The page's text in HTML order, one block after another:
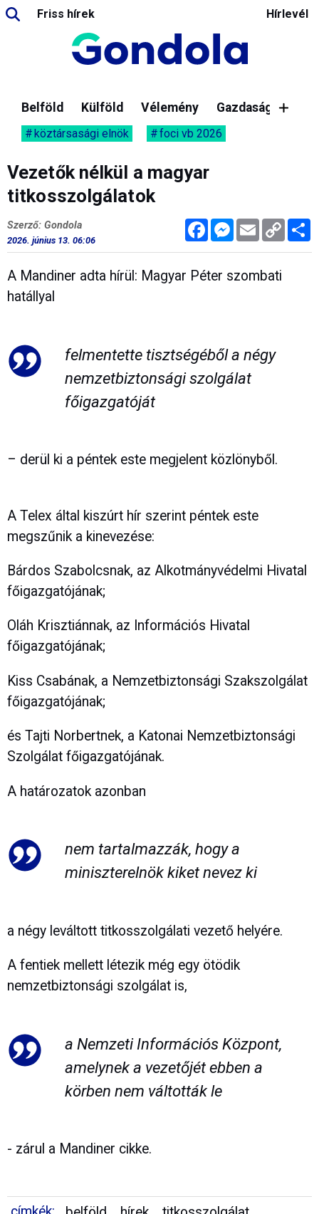
Friss hírek Hírlevél
Belföld Külföld Vélemény Gazdaság
köztársasági elnök foci vb 2026
Vezetők nélkül a magyar
titkosszolgálatok
FacebookMessenger
Email Copy
Link
Szerző: Gondola
2026. június 13. 06:06
A Mandiner adta hírül: Magyar Péter szombati
hatállyal
felmentette tisztségéből a négy
nemzetbiztonsági szolgálat
főigazgatóját
– derül ki a péntek este megjelent közlönyből.
A Telex által kiszúrt hír szerint péntek este
megszűnik a kinevezése:
Bárdos Szabolcsnak, az Alkotmányvédelmi Hivatal
főigazgatójának;
Oláh Krisztiánnak, az Információs Hivatal
főigazgatójának;
Kiss Csabának, a Nemzetbiztonsági Szakszolgálat
főigazgatójának;
és Tajti Norbertnek, a Katonai Nemzetbiztonsági
Szolgálat főigazgatójának.
A határozatok azonban
nem tartalmazzák, hogy a
miniszterelnök kiket nevez ki
a négy leváltott titkosszolgálati vezető helyére.
A fentiek mellett létezik még egy ötödik
nemzetbiztonsági szolgálat is,
a Nemzeti Információs Központ,
amelynek a vezetőjét ebben a
körben nem váltották le
- zárul a Mandiner cikke.